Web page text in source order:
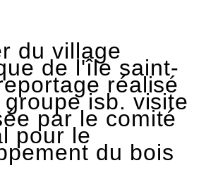
du village
de l'îlesaint-
réalisé
isb. visite
par le comité
pour le
du bois